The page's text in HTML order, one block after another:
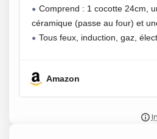
Comprend : 1 cocotte 24cm,
céramique (passe au four) et
Tous feux, induction, gaz,
Amazon